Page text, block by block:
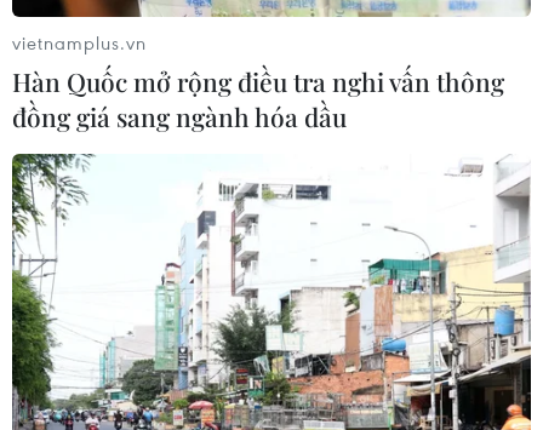
giải cứu đội bóng “thần kỳ"
11/07/2018 00:28
Tổng thống Mỹ Donald Trump là một trong những người
đầu tiên chúc mừng lực lượng đặc nhiệm Hải quân Thái
Lan với vai trò dẫn dắt trong chiến dịch giải cứu đội
bóng thiếu niên nước này.
vietnamplus.vn
Hàn Quốc mở rộng điều tra nghi vấn thông
đồng giá sang ngành hóa dầu